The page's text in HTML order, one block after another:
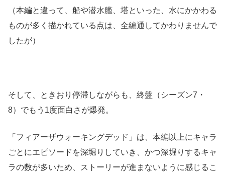
（本編と違って、船や潜水艦、塔といった、水にかかわる
ものが多く描かれている点は、全編通してかわりませんで
したが）
そして、ときおり停滞しながらも、終盤（シーズン7・
8）でもう1度面白さが爆発。
「フィアーザウォーキングデッド」は、本編以上にキャラ
ごとにエピソードを深堀りしていき、かつ深堀りするキャ
ラの数が多いため、ストーリーが進まないように感じるこ